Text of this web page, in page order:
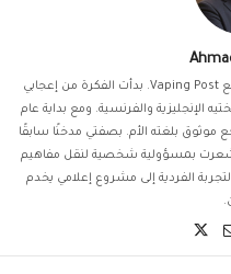
المسؤول عن إطلاق النسخة العربية من موقع Vaping Post. بدأت الفكرة من إعجابي
الإنجليزية والفرنسية. ومع بداية عام
موثوق بلغته الأم. بصفتي مدخنًا سابقًا
شعرت بمسؤولية شخصية لنقل مفاهيم
الفردية إلى مشروع إعلامي يخدم